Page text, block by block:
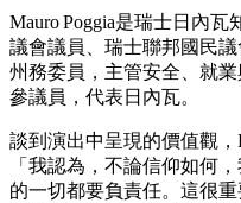
Mauro Poggia是瑞士日內
議會議員、瑞士聯邦國民
州務委員，主管安全、就
參議員，代表日內瓦。
談到演出中呈現的價值觀，
「我認為，不論信仰如何
的一切都要負責任。這很